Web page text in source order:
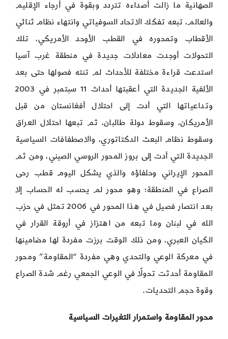
الصهانية ما زالت أصداءه تتردد وبقوة في أرجاء الإقليم
والعالم، تبعه تفكك الاتحاد السوفياتي وانتهاء نظام ثنائي
الأقطاب وتمحوره في القطب الأوحد الأمريكي، تلك
التحولات أوجدت معادلات جديدة في منطقة غرب آسيا
استدعت قراءة مختلفة للأحداث لم تنته فصولها حتى بعد
الألفية الجديدة التي أعقبتها أحداث 11 سبتمبر في 2003
وتداعياتها التي أدت إلى احتلال أفغانستان من قبل
الأمريكان، وسقوط دولة طالبان، ثم تبعها احتلال العراق
وسقوط نظام البعث الدكتاتوري، والاصطفافات السياسية
الجديدة التي أدت إلى بروز المحور الروسي الصيني، ومن ثم
المحور الإيراني وحلفاؤه والذي يشكل اليوم قطب رحى
الصراع في المنطقة؛ وهو محور لم يحسب له الحساب إلا
بعد انتصار فصيل في هذا المحور في 2006 تمثل في حزب
الله في لبنان وما تبعه من اهتزاز في أروقة القرار في
الكيان العبري، ومن ذلك الوقت برزت مفردة لها مضامينها
في معركة الوعي والتحدي وهي مفردة “المقاومة” ومحور
المقاومة أحدثت تحولًا في الوعي الجمعي رغم شدة الصراع
وقوة حجم التحديات.
محور المقاومة واستمرار التغيرات السياسية